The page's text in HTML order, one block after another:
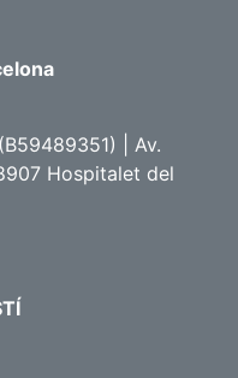
| Av.
Hospitalet del